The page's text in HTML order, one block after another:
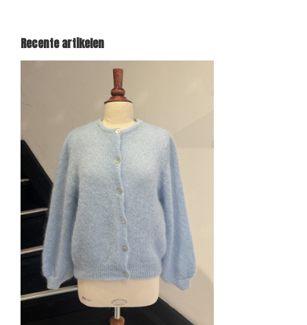
Recente artikelen